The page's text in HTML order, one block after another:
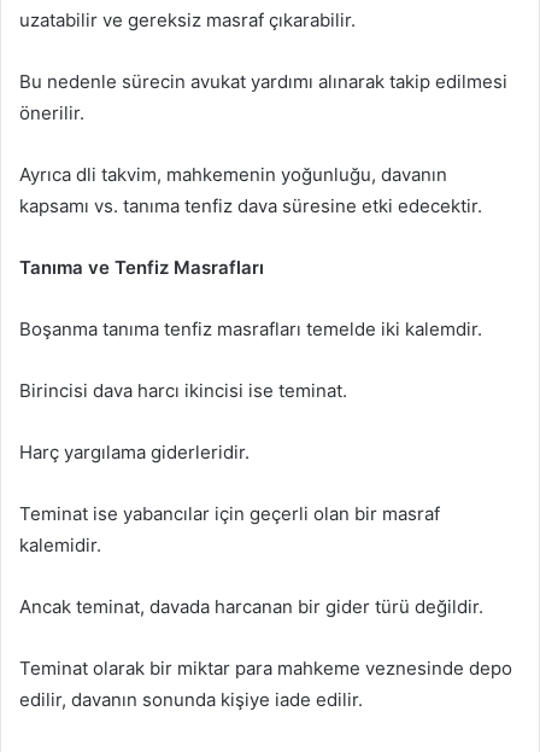
uzatabilir ve gereksiz masraf çıkarabilir.
Bu nedenle sürecin avukat yardımı alınarak takip edilmesi
önerilir.
Ayrıca dli takvim, mahkemenin yoğunluğu, davanın
kapsamı vs. tanıma tenfiz dava süresine etki edecektir.
Tanıma ve Tenfiz Masrafları
Boşanma tanıma tenfiz masrafları temelde iki kalemdir.
Birincisi dava harcı ikincisi ise teminat.
Harç yargılama giderleridir.
Teminat ise yabancılar için geçerli olan bir masraf
kalemidir.
Ancak teminat, davada harcanan bir gider türü değildir.
Teminat olarak bir miktar para mahkeme veznesinde depo
edilir, davanın sonunda kişiye iade edilir.